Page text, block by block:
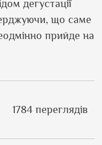
дегустації
що саме
прийде на
1784 переглядів